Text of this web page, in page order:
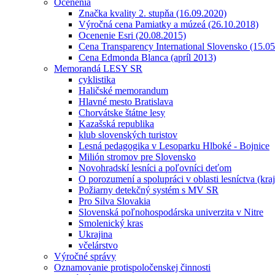
Značka kvality 2. stupňa (16.09.2020)
Výročná cena Pamiatky a múzeá (26.10.2018)
Ocenenie Esri (20.08.2015)
Cena Transparency International Slovensko
Cena Edmonda Blanca (apríl 2013)
Memorandá LESY SR
cyklistika
Haličské memorandum
Hlavné mesto Bratislava
Chorvátske štátne lesy
Kazašská republika
klub slovenských turistov
Lesná pedagogika v Lesoparku Hlboké - Bojnice
Milión stromov pre Slovensko
Novohradskí lesníci a poľovníci deťom
O porozumení a spolupráci v oblasti lesníctva
Požiarny detekčný systém s MV SR
Pro Silva Slovakia
Slovenská poľnohospodárska univerzita v Nitre
Smolenický kras
Ukrajina
včelárstvo
Výročné správy
Oznamovanie protispoločenskej činnosti